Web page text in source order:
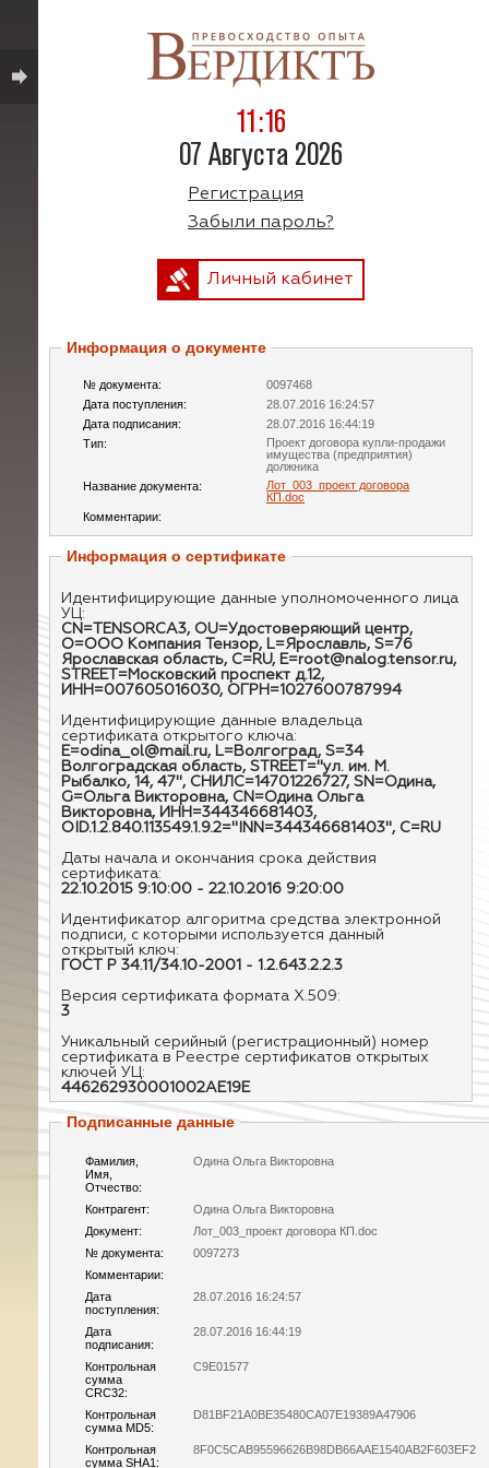
11:16
07 Августа 2026
Регистрация
Забыли пароль?
Личный кабинет
Информация о документе
№ документа:
0097468
Дата поступления:
28.07.2016 16:24:57
Дата подписания:
28.07.2016 16:44:19
Тип:
Проект договора купли-продажи
имущества (предприятия)
должника
Название документа:
Лот_003_проект договора
КП.doc
Комментарии:
Информация о сертификате
Идентифицирующие данные уполномоченного лица
УЦ:
CN=TENSORCA3, OU=Удостоверяющий центр,
O=ООО Компания Тензор, L=Ярославль, S=76
Ярославская область, C=RU, E=root@nalog.tensor.ru,
STREET=Московский проспект д.12,
ИНН=007605016030, ОГРН=1027600787994
Идентифицирующие данные владельца
сертификата открытого ключа:
E=odina_ol@mail.ru, L=Волгоград, S=34
Волгоградская область, STREET="ул. им. М.
Рыбалко, 14, 47", СНИЛС=14701226727, SN=Одина,
G=Ольга Викторовна, CN=Одина Ольга
Викторовна, ИНН=344346681403,
OID.1.2.840.113549.1.9.2="INN=344346681403", C=RU
Даты начала и окончания срока действия
сертификата:
22.10.2015 9:10:00 - 22.10.2016 9:20:00
Идентификатор алгоритма средства электронной
подписи, с которыми используется данный
открытый ключ:
ГОСТ Р 34.11/34.10-2001 - 1.2.643.2.2.3
Версия сертификата формата X.509:
3
Уникальный серийный (регистрационный) номер
сертификата в Реестре сертификатов открытых
ключей УЦ:
446262930001002AE19E
Подписанные данные
Фамилия,
Имя,
Отчество:
Одина Ольга Викторовна
Контрагент:
Одина Ольга Викторовна
Документ:
Лот_003_проект договора КП.doc
№ документа:
0097273
Комментарии:
Дата
поступления:
28.07.2016 16:24:57
Дата
подписания:
28.07.2016 16:44:19
Контрольная
сумма
CRC32:
C9E01577
Контрольная
сумма MD5:
D81BF21A0BE35480CA07E19389A47906
Контрольная
сумма SHA1:
8F0C5CAB95596626B98DB66AAE1540AB2F603EF2